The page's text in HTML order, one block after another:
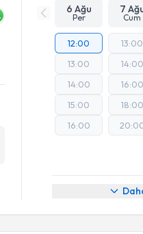
6 Ağu
Per
7
Cum
12:00
13:00
14:00
15:00
16:00
13:00
14:00
16:00
18:00